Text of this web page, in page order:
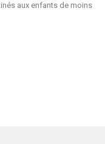
aux enfants de moins